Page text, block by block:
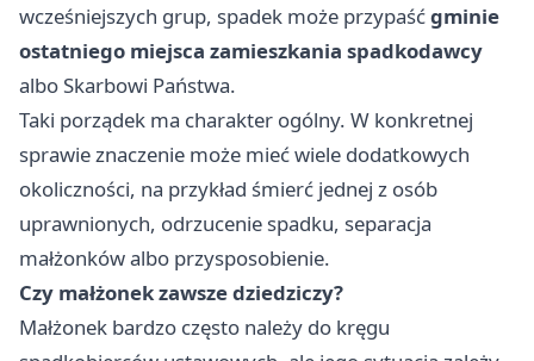
wcześniejszych grup, spadek może przypaśćgminie
ostatniego miejsca zamieszkania spadkodawcy
albo Skarbowi Państwa.
Taki porządek ma charakter ogólny. W konkretnej
sprawie znaczenie może mieć wiele dodatkowych
okoliczności, na przykład śmierć jednej z osób
uprawnionych, odrzucenie spadku, separacja
małżonków albo przysposobienie.
Czy małżonek zawsze dziedziczy?
Małżonek bardzo często należy do kręgu